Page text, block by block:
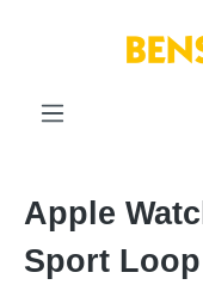
Apple
Sport